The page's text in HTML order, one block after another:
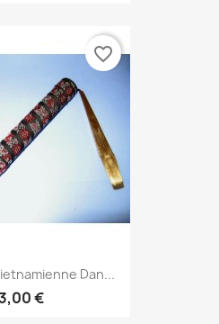
Dan...
€
favorite_border